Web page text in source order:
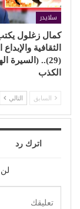
سلايدر
كمال زغلول
الثقافية
(29).. (السيرة
الكذب
السابق التالي
اترك رد